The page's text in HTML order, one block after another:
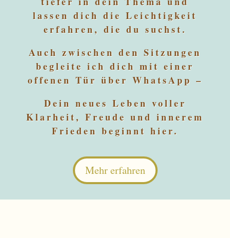
lassen dich die Leichtigkeit
erfahren, die du suchst.
Auch zwischen den Sitzungen
begleite ich dich mit einer
offenen Tür über WhatsApp –
Dein neues Leben voller
Klarheit, Freude und innerem
Frieden beginnt hier.
Mehr erfahren